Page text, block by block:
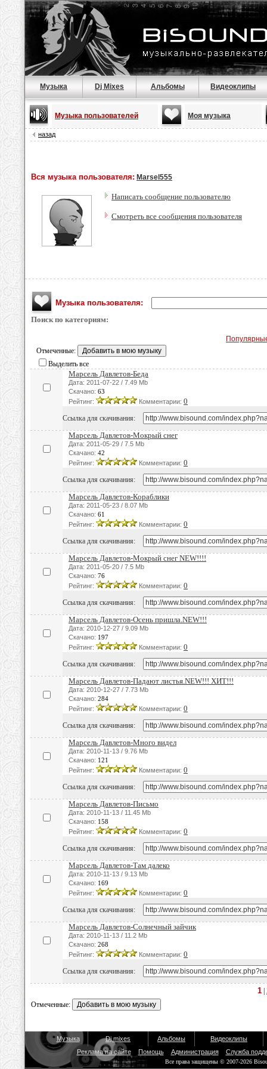
Музыка Dj Mixes Альбомы Видеоклипы
Музыка пользователей Моя музыка
назад
Вся музыка пользователя: Marsel555
Написать сообщение пользователю
Смотреть все сообщения пользователя
Музыка пользователя:
Поиск по категориям:
Отмеченные:
Выделить все
Марсель Давлетов-Беда
Дата: 2011-07-22 / 7.49 Mb
Скачано: 63
Рейтинг:
Комментарии: 0
Ссылка для скачивания:
Марсель Давлетов-Мокрый снег
Дата: 2011-05-29 / 7.5 Mb
Скачано: 42
Рейтинг:
Комментарии: 0
Ссылка для скачивания:
Марсель Давлетов-Кораблики
Дата: 2011-05-23 / 8.07 Mb
Скачано: 61
Рейтинг:
Комментарии: 0
Ссылка для скачивания:
Марсель Давлетов-Мокрый снег NEW!!!!
Дата: 2011-05-20 / 7.5 Mb
Скачано: 76
Рейтинг:
Комментарии: 0
Ссылка для скачивания:
Марсель Давлетов-Осень пришла.NEW!!!
Дата: 2010-12-27 / 9.09 Mb
Скачано: 197
Рейтинг:
Комментарии: 0
Ссылка для скачивания:
Марсель Давлетов-Падают листья.NEW!!! ХИТ!!!
Дата: 2010-12-27 / 7.73 Mb
Скачано: 284
Рейтинг:
Комментарии: 0
Ссылка для скачивания:
Марсель Давлетов-Много видел
Дата: 2010-11-13 / 9.76 Mb
Скачано: 121
Рейтинг:
Комментарии: 0
Ссылка для скачивания:
Марсель Давлетов-Письмо
Дата: 2010-11-13 / 11.45 Mb
Скачано: 158
Рейтинг:
Комментарии: 0
Ссылка для скачивания:
Марсель Давлетов-Там далеко
Дата: 2010-11-13 / 9.13 Mb
Скачано: 169
Рейтинг:
Комментарии: 0
Ссылка для скачивания:
Марсель Давлетов-Солнечный зайчик
Дата: 2010-11-13 / 11.2 Mb
Скачано: 268
Рейтинг:
Комментарии: 0
Ссылка для скачивания:
1
Отмеченные:
Музыка Dj mixes Альбомы
Видеоклипы
Реклама на сайте
Помощь Администрация Служба
Все права защищены © 2007-2026